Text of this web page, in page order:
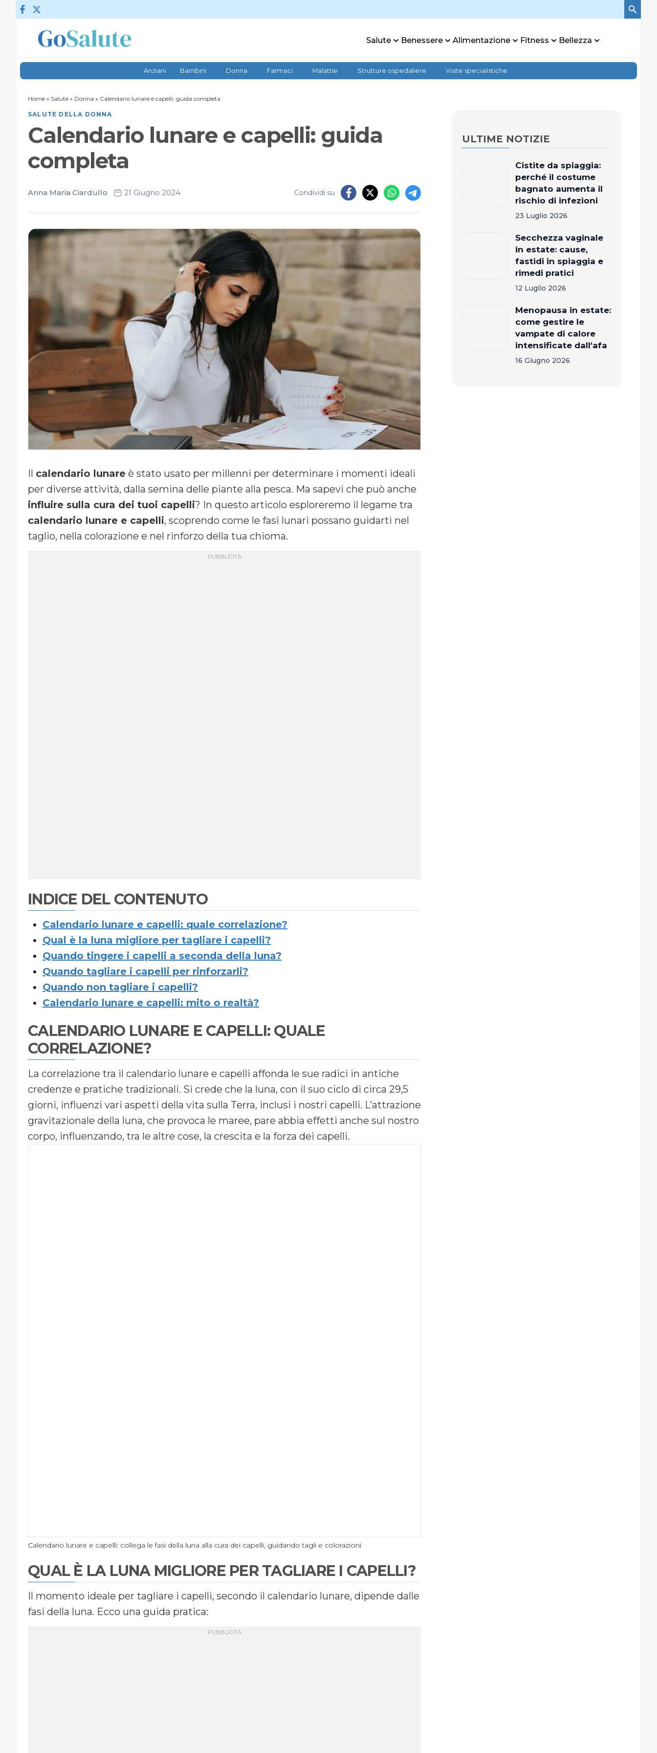
Vai al contenuto
Salute Benessere Alimentazione Fitness Bellezza
Anziani Bambini Donna Farmaci Malattie Strutture ospedaliere Visite specialistiche
Home » Salute » Donna » Calendario lunare e capelli: guida completa
SALUTE DELLA DONNA
Calendario lunare e capelli: guida
completa
Anna Maria Ciardullo 21 Giugno 2024 Condividi su
Il calendario lunare è stato usato per millenni per determinare i momenti ideali
per diverse attività, dalla semina delle piante alla pesca. Ma sapevi che può anche
influire sulla cura dei tuoi capelli? In questo articolo esploreremo il legame tra
calendario lunare e capelli, scoprendo come le fasi lunari possano guidarti nel
taglio, nella colorazione e nel rinforzo della tua chioma.
INDICE DEL CONTENUTO
Calendario lunare e capelli: quale correlazione?
Qual è la luna migliore per tagliare i capelli?
Quando tingere i capelli a seconda della luna?
Quando tagliare i capelli per rinforzarli?
Quando non tagliare i capelli?
Calendario lunare e capelli: mito o realtà?
CALENDARIO LUNARE E CAPELLI: QUALE
CORRELAZIONE?
La correlazione tra il calendario lunare e capelli affonda le sue radici in antiche
credenze e pratiche tradizionali. Si crede che la luna, con il suo ciclo di circa 29,5
giorni, influenzi vari aspetti della vita sulla Terra, inclusi i nostri capelli. L’attrazione
gravitazionale della luna, che provoca le maree, pare abbia effetti anche sul nostro
corpo, influenzando, tra le altre cose, la crescita e la forza dei capelli.
Calendario lunare e capelli: collega le fasi della luna alla cura dei capelli, guidando tagli e colorazioni
QUAL È LA LUNA MIGLIORE PER TAGLIARE I CAPELLI?
Il momento ideale per tagliare i capelli, secondo il calendario lunare, dipende dalle
fasi della luna. Ecco una guida pratica:
ULTIME NOTIZIE
Cistite da spiaggia:
perché il costume
bagnato aumenta il
rischio di infezioni
23 Luglio 2026
Secchezza vaginale
in estate: cause,
fastidi in spiaggia e
rimedi pratici
12 Luglio 2026
Menopausa in estate:
come gestire le
vampate di calore
intensificate dall'afa
16 Giugno 2026